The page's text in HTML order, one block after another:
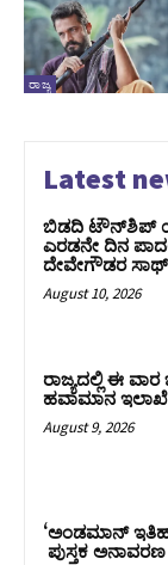
ರಾಜ್ಯ
Latest
ಬಿಡದಿ ಟೌನ್‌ಶಿಪ್‌
ಎರಡನೇ ದಿನ
ದೇವೇಗೌಡರ ಸಾಥ್‌
August 10, 2026
ರಾಜ್ಯದಲ್ಲಿ ಈ
ಹವಾಮಾನ ಇಲಾಖೆ
August 9, 2026
‘ಅಂಡಮಾನ್
ಪುಸ್ತಕ